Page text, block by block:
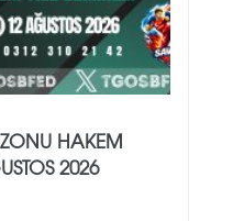
HAKEM
2026